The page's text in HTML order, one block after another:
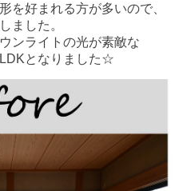
を好まれる方が多いので、
ました。
ンライトの光が素敵な
となりました☆